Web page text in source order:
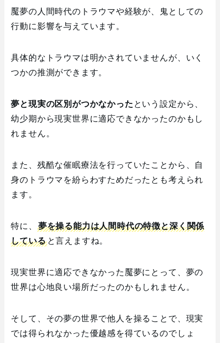
魘夢の人間時代のトラウマや経験が、鬼としての
行動に影響を与えています。
具体的なトラウマは明かされていませんが、いく
つかの推測ができます。
夢と現実の区別がつかなかった という設定から、
幼少期から現実世界に適応できなかったのかもし
れません。
また、残酷な催眠療法を行っていたことから、自
身のトラウマを紛らわすためだったとも考えられ
ます。
特に、
夢を操る能力は人間時代の特徴と深く関係
していると言えますね。
現実世界に適応できなかった魘夢にとって、夢の
世界は心地良い場所だったのかもしれません。
そして、その夢の世界で他人を操ることで、現実
では得られなかった優越感を得ているのでしょ